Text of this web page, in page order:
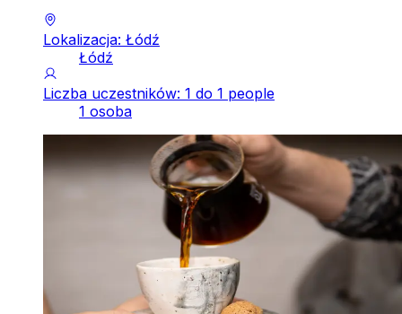
Lokalizacja: Łódź
Łódź
Liczba uczestników: 1 do 1 people
1 osoba